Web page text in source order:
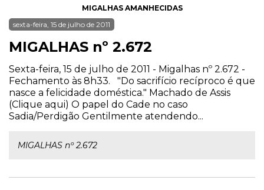
MIGALHAS AMANHECIDAS
sexta-feira, 15 de julho de 2011
MIGALHAS nº 2.672
Sexta-feira, 15 de julho de 2011 - Migalhas nº 2.672 -
Fechamento às 8h33. "Do sacrifício recíproco é que
nasce a felicidade doméstica." Machado de Assis
(Clique aqui) O papel do Cade no caso
Sadia/Perdigão Gentilmente atendendo...
MIGALHAS nº 2.672